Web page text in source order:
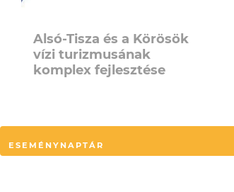
Alsó-Tisza és a Körösök
vízi turizmusának
komplex fejlesztése
ESEMÉNYNAPTÁR